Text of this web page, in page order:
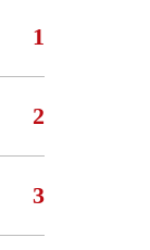
1
2
3